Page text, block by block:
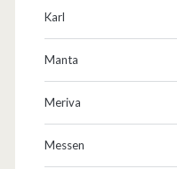
Karl
Manta
Meriva
Messen